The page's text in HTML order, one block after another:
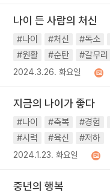
나이 든 사람의 처신
#나이 #처신 #독소
#원활
#순탄 #갈무리
2024.3.26. 화요일
지금의 나이가 좋다
#나이 #축복 #경험
#시력
#육신 #저하
2024.1.23. 화요일
중년의 행복